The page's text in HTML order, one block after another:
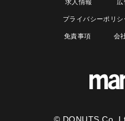
求人情報 広
プライバシーポリシ
免責事項 会
© DONUTS Co,